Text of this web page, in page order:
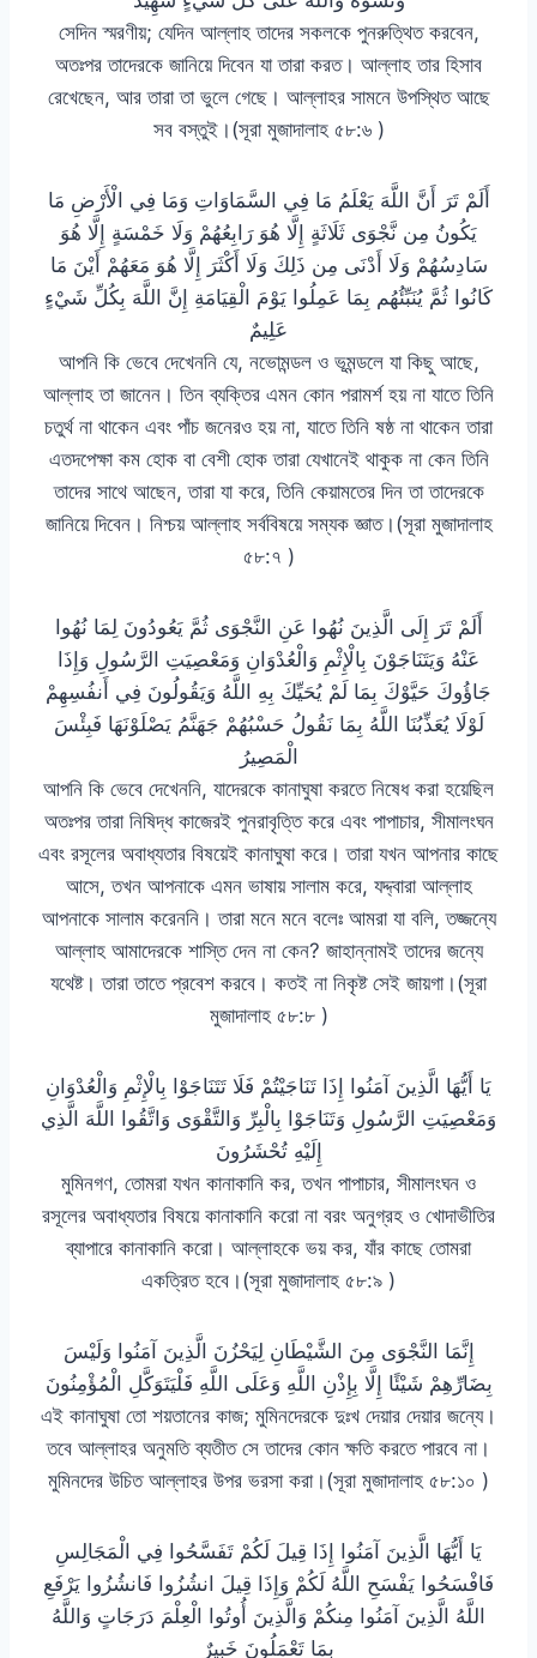
সেদিন স্মরণীয়; যেদিন আল্লাহ তাদের সকলকে পুনরুত্থিত করবেন,
অতঃপর তাদেরকে জানিয়ে দিবেন যা তারা করত। আল্লাহ তার হিসাব
রেখেছেন, আর তারা তা ভুলে গেছে। আল্লাহর সামনে উপস্থিত আছে
সব বস্তুই।(সূরা মুজাদালাহ ৫৮:৬ )
أَلَمْ تَرَ أَنَّ اللَّهَ يَعْلَمُ مَا فِي السَّمَاوَاتِ وَمَا فِي الْأَرْضِ مَا
يَكُونُ مِن نَّجْوَى ثَلَاثَةٍ إِلَّا هُوَ رَابِعُهُمْ وَلَا خَمْسَةٍ إِلَّا هُوَ
سَادِسُهُمْ وَلَا أَدْنَى مِن ذَلِكَ وَلَا أَكْثَرَ إِلَّا هُوَ مَعَهُمْ أَيْنَ مَا
كَانُوا ثُمَّ يُنَبِّئُهُم بِمَا عَمِلُوا يَوْمَ الْقِيَامَةِ إِنَّ اللَّهَ بِكُلِّ شَيْءٍ
عَلِيمٌ
আপনি কি ভেবে দেখেননি যে, নভোমন্ডল ও ভূমন্ডলে যা কিছু আছে,
আল্লাহ তা জানেন। তিন ব্যক্তির এমন কোন পরামর্শ হয় না যাতে তিনি
চতুর্থ না থাকেন এবং পাঁচ জনেরও হয় না, যাতে তিনি ষষ্ঠ না থাকেন তারা
এতদপেক্ষা কম হোক বা বেশী হোক তারা যেখানেই থাকুক না কেন তিনি
তাদের সাথে আছেন, তারা যা করে, তিনি কেয়ামতের দিন তা তাদেরকে
জানিয়ে দিবেন। নিশ্চয় আল্লাহ সর্ববিষয়ে সম্যক জ্ঞাত।(সূরা মুজাদালাহ
৫৮:৭ )
أَلَمْ تَرَ إِلَى الَّذِينَ نُهُوا عَنِ النَّجْوَى ثُمَّ يَعُودُونَ لِمَا نُهُوا
عَنْهُ وَيَتَنَاجَوْنَ بِالْإِثْمِ وَالْعُدْوَانِ وَمَعْصِيَتِ الرَّسُولِ وَإِذَا
جَاؤُوكَ حَيَّوْكَ بِمَا لَمْ يُحَيِّكَ بِهِ اللَّهُ وَيَقُولُونَ فِي أَنفُسِهِمْ
لَوْلَا يُعَذِّبُنَا اللَّهُ بِمَا نَقُولُ حَسْبُهُمْ جَهَنَّمُ يَصْلَوْنَهَا فَبِئْسَ
الْمَصِيرُ
আপনি কি ভেবে দেখেননি, যাদেরকে কানাঘুষা করতে নিষেধ করা হয়েছিল
অতঃপর তারা নিষিদ্ধ কাজেরই পুনরাবৃত্তি করে এবং পাপাচার, সীমালংঘন
এবং রসূলের অবাধ্যতার বিষয়েই কানাঘুষা করে। তারা যখন আপনার কাছে
আসে, তখন আপনাকে এমন ভাষায় সালাম করে, যদ্দ্বারা আল্লাহ
আপনাকে সালাম করেননি। তারা মনে মনে বলেঃ আমরা যা বলি, তজ্জন্যে
আল্লাহ আমাদেরকে শাস্তি দেন না কেন? জাহান্নামই তাদের জন্যে
যথেষ্ট। তারা তাতে প্রবেশ করবে। কতই না নিকৃষ্ট সেই জায়গা।(সূরা
মুজাদালাহ ৫৮:৮ )
يَا أَيُّهَا الَّذِينَ آمَنُوا إِذَا تَنَاجَيْتُمْ فَلَا تَتَنَاجَوْا بِالْإِثْمِ وَالْعُدْوَانِ
وَمَعْصِيَتِ الرَّسُولِ وَتَنَاجَوْا بِالْبِرِّ وَالتَّقْوَى وَاتَّقُوا اللَّهَ الَّذِي
إِلَيْهِ تُحْشَرُونَ
মুমিনগণ, তোমরা যখন কানাকানি কর, তখন পাপাচার, সীমালংঘন ও
রসূলের অবাধ্যতার বিষয়ে কানাকানি করো না বরং অনুগ্রহ ও খোদাভীতির
ব্যাপারে কানাকানি করো। আল্লাহকে ভয় কর, যাঁর কাছে তোমরা
একত্রিত হবে।(সূরা মুজাদালাহ ৫৮:৯ )
إِنَّمَا النَّجْوَى مِنَ الشَّيْطَانِ لِيَحْزُنَ الَّذِينَ آمَنُوا وَلَيْسَ
بِضَارِّهِمْ شَيْئًا إِلَّا بِإِذْنِ اللَّهِ وَعَلَى اللَّهِ فَلْيَتَوَكَّلِ الْمُؤْمِنُونَ
এই কানাঘুষা তো শয়তানের কাজ; মুমিনদেরকে দুঃখ দেয়ার দেয়ার জন্যে।
তবে আল্লাহর অনুমতি ব্যতীত সে তাদের কোন ক্ষতি করতে পারবে না।
মুমিনদের উচিত আল্লাহর উপর ভরসা করা।(সূরা মুজাদালাহ ৫৮:১০ )
يَا أَيُّهَا الَّذِينَ آمَنُوا إِذَا قِيلَ لَكُمْ تَفَسَّحُوا فِي الْمَجَالِسِ
فَافْسَحُوا يَفْسَحِ اللَّهُ لَكُمْ وَإِذَا قِيلَ انشُزُوا فَانشُزُوا يَرْفَعِ
اللَّهُ الَّذِينَ آمَنُوا مِنكُمْ وَالَّذِينَ أُوتُوا الْعِلْمَ دَرَجَاتٍ وَاللَّهُ
بِمَا تَعْمَلُونَ خَبِيرٌ